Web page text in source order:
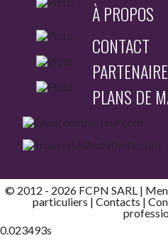
À PROPOS
CONTACT
PLANS DE
© 2012 - 2026 FCPN SARL |
particuliers | Contacts |
0.023493s